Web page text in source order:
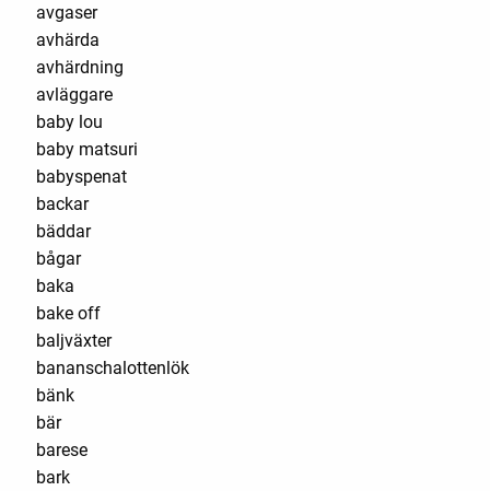
avgaser
avhärda
avhärdning
avläggare
baby lou
baby matsuri
babyspenat
backar
bäddar
bågar
baka
bake off
baljväxter
bananschalottenlök
bänk
bär
barese
bark